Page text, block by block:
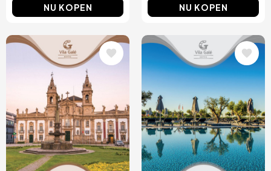
NU KOPEN NU KOPEN
Afbeelding Afbeelding